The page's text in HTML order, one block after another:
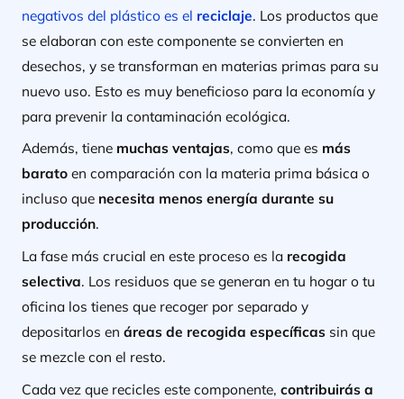
negativos del plástico es el reciclaje. Los productos que
se elaboran con este componente se convierten en
desechos, y se transforman en materias primas para su
nuevo uso. Esto es muy beneficioso para la economía y
para prevenir la contaminación ecológica.
Además, tienemuchas ventajas, como que es más
baratoen comparación con la materia prima básica o
incluso quenecesita menos energía durante su
producción.
La fase más crucial en este proceso es larecogida
selectiva. Los residuos que se generan en tu hogar o tu
oficina los tienes que recoger por separado y
depositarlos en áreas de recogida específicas sin que
se mezcle con el resto.
Cada vez que recicles este componente, contribuirás a